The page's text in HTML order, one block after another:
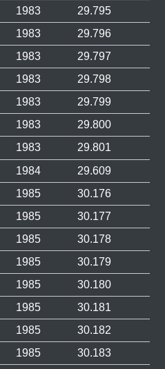
1983
29.795
1983
29.796
1983
29.797
1983
29.798
1983
29.799
1983
29.800
1983
29.801
1984
29.609
1985
30.176
1985
30.177
1985
30.178
1985
30.179
1985
30.180
1985
30.181
1985
30.182
1985
30.183